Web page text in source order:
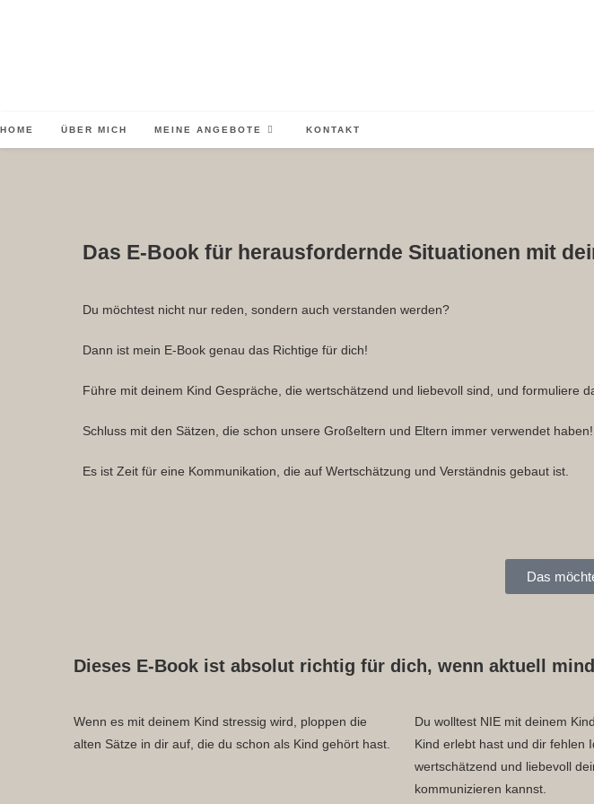
HOME ÜBER MICH MEINE ANGEBOTE KONTAKT
Das E-Book für herausfordernde Situationen mit
Du möchtest nicht nur reden, sondern auch verstanden werden?
Dann ist mein E-Book genau das Richtige für dich!
Führe mit deinem Kind Gespräche, die wertschätzend und liebevoll sind, und formuliere
Schluss mit den Sätzen, die schon unsere Großeltern und Eltern immer verwendet haben!
Es ist Zeit für eine Kommunikation, die auf Wertschätzung und Verständnis gebaut ist.
Das
Dieses E-Book ist absolut richtig für dich, wenn aktuell
Wenn es mit deinem Kind stressig wird, ploppen die
alten Sätze in dir auf, die du schon als Kind gehört hast.
Du wolltest NIE mit deinem
Kind erlebt hast und dir fehlen
wertschätzend und liebevoll
kommunizieren kannst.